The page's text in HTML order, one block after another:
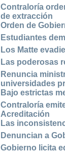
Contraloría
de extracción
Orden de
Estudiantes
Los Matte
Las poderosas
Renuncia
universidades
Bajo estrictas
Contraloría
Acreditación
Las
Denuncian a
Gobierno licita